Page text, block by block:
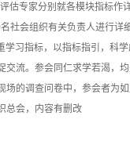
估专家分别就各模块指标
社会组织有关负责人进行
学习指标，以指标指引，科
流。参会同仁求学若渴，
的调查问卷中，参会者为
总会，内容有删改